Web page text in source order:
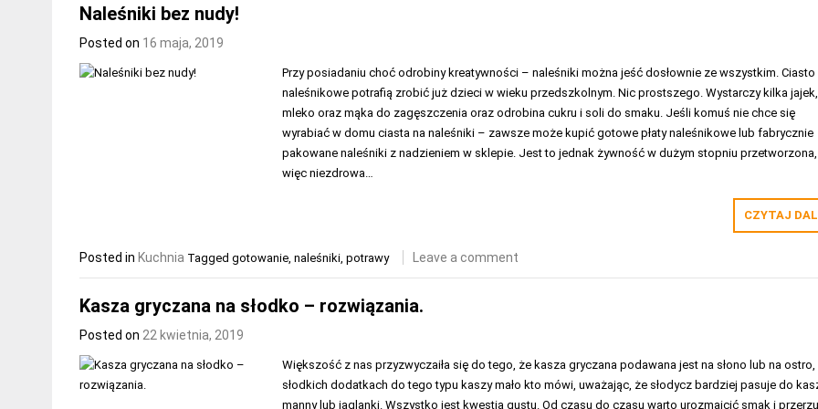
Naleśniki bez nudy!
Posted on 16 maja, 2019
Przy posiadaniu choć odrobiny kreatywności – naleśniki można jeść dosłownie ze wszystkim. Ciasto
naleśnikowe potrafią zrobić już dzieci w wieku przedszkolnym. Nic prostszego. Wystarczy kilka jajek,
mleko oraz mąka do zagęszczenia oraz odrobina cukru i soli do smaku. Jeśli komuś nie chce się
wyrabiać w domu ciasta na naleśniki – zawsze może kupić gotowe płaty naleśnikowe lub fabrycznie
pakowane naleśniki z nadzieniem w sklepie. Jest to jednak żywność w dużym stopniu przetworzona,
więc niezdrowa…
CZYTAJ
Posted in Kuchnia Tagged gotowanie naleśniki potrawy Leave a comment
Kasza gryczana na słodko – rozwiązania.
Posted on 22 kwietnia, 2019
Większość z nas przyzwyczaiła się do tego, że kasza gryczana podawana jest na słono lub na ostro,
słodkich dodatkach do tego typu kaszy mało kto mówi, uważając, że słodycz bardziej pasuje do
manny lub jaglanki. Wszystko jest kwestią gustu. Od czasu do czasu warto urozmaicić smak i